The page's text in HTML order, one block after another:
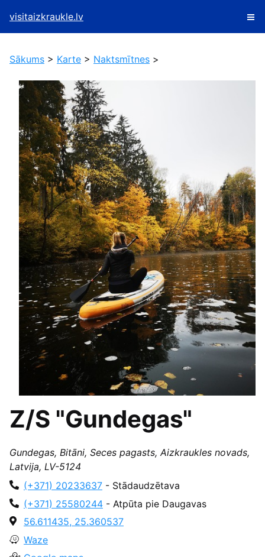
visitaizkraukle.lv
Sākums > Karte > Naktsmītnes >
Z/S "Gundegas"
Gundegas, Bitāni, Seces pagasts, Aizkraukles novads,
Latvija, LV-5124
(+371) 20233637 - Stādaudzētava
(+371) 25580244 - Atpūta pie Daugavas
56.611435, 25.360537
Waze